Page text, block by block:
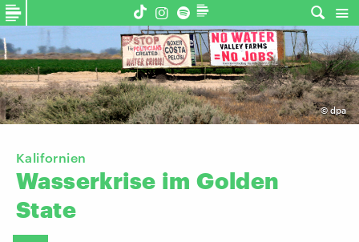
©dpa
Kalifornien
Wasserkrise im Golden
State